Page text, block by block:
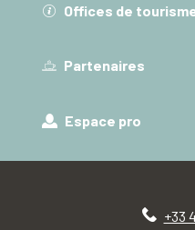
Offices de
Partenaires
Espace pro
+33